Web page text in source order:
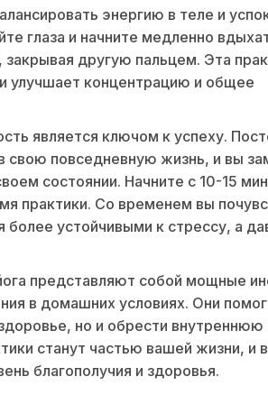
энергию в теле и
глаза и начните медленно
другую пальцем. Эта
улучшает концентрацию и общее
является ключом к успеху.
свою повседневную жизнь, и вы
состоянии. Начните с 10-15
практики. Со временем вы
более устойчивыми к стрессу, а
представляют собой мощные
в домашних условиях. Они
но и обрести
станут частью вашей жизни, и
благополучия и здоровья.